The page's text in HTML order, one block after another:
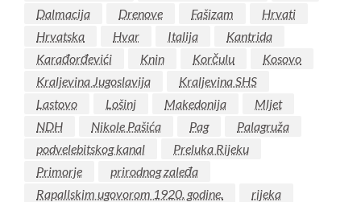
Dalmacija
Drenove Fašizam
Hrvati
Hrvatska
Hvar Italija
Kantrida
Karađorđevići
Knin Korčulu
Kosovo
Kraljevina Jugoslavija
Kraljevina SHS
Lastovo
Lošinj Makedonija
Mljet
NDH
Nikole Pašića Pag
Palagruža
podvelebitskog kanal
Preluka Rijeku
Primorje
prirodnog zaleđa
Rapallskim ugovorom 1920. godine.
rijeka